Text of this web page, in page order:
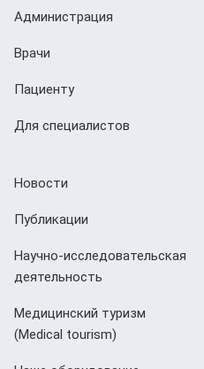
Администрация
Врачи
Пациенту
Для специалистов
Новости
Публикации
Научно-исследовательская
деятельность
Медицинский туризм
(Мedical tourism)